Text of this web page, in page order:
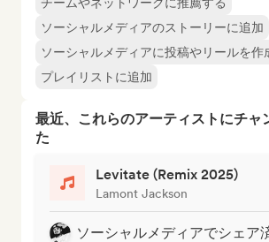
ソーシャルメディアのストーリーに追加
ソーシャルメディアに投稿やリールを作
プレイリストに追加
最近、これらのアーティストにチャ
た
Levitate (Remix 2025)
Lamont Jackson
ソーシャルメディアでシェア